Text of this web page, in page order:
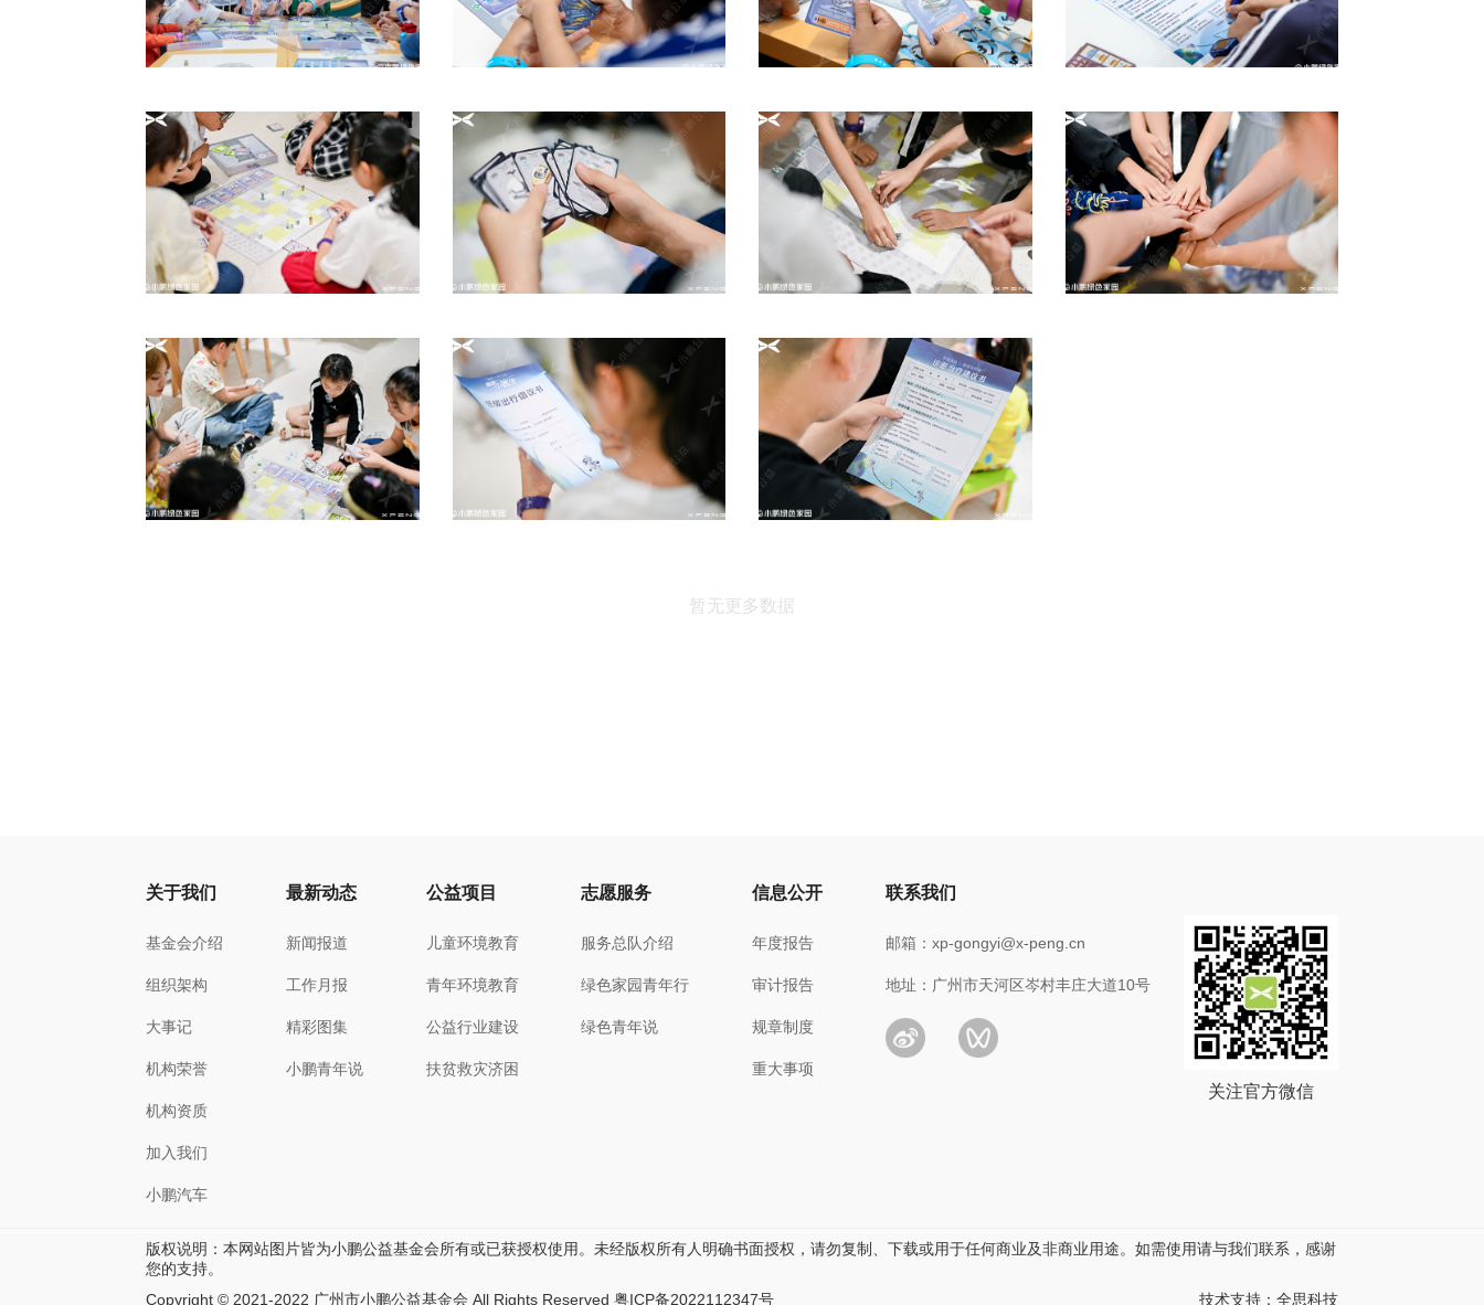
暂无更多数据
关于我们
基金会介绍
组织架构
大事记
机构荣誉
机构资质
加入我们
小鹏汽车
最新动态
新闻报道
工作月报
精彩图集
小鹏青年说
公益项目
儿童环境教育
青年环境教育
公益行业建设
扶贫救灾济困
志愿服务
服务总队介绍
绿色家园青年行
绿色青年说
信息公开
年度报告
审计报告
规章制度
重大事项
联系我们
邮箱：xp-gongyi@x-peng.cn
地址：广州市天河区岑村丰庄大道10号
关注官方微信
版权说明：本网站图片皆为小鹏公益基金会所有或已获授权使用。未经版权所有人明确书面授权，请勿复制、下载或用于任何商业及非商业用途。如需使用请与我们联系，感谢
您的支持。
Copyright © 2021-2022 广州市小鹏公益基金会 All Rights Reserved 粤ICP备2022112347号 技术支持：全思科技